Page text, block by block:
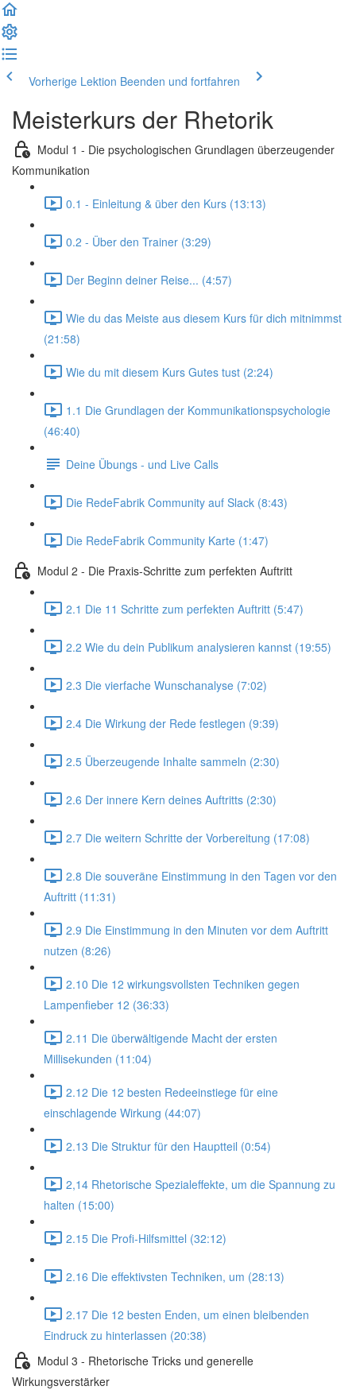
Vorherige Lektion Beenden und fortfahren
Meisterkurs der Rhetorik
Modul 1 - Die psychologischen Grundlagen überzeugender
Kommunikation
0.1 - Einleitung & über den Kurs (13:13)
0.2 - Über den Trainer (3:29)
Der Beginn deiner Reise... (4:57)
Wie du das Meiste aus diesem Kurs für dich mitnimmst
(21:58)
Wie du mit diesem Kurs Gutes tust (2:24)
1.1 Die Grundlagen der Kommunikationspsychologie
(46:40)
Deine Übungs - und Live Calls
Die RedeFabrik Community auf Slack (8:43)
Die RedeFabrik Community Karte (1:47)
Modul 2 - Die Praxis-Schritte zum perfekten Auftritt
2.1 Die 11 Schritte zum perfekten Auftritt (5:47)
2.2 Wie du dein Publikum analysieren kannst (19:55)
2.3 Die vierfache Wunschanalyse (7:02)
2.4 Die Wirkung der Rede festlegen (9:39)
2.5 Überzeugende Inhalte sammeln (2:30)
2.6 Der innere Kern deines Auftritts (2:30)
2.7 Die weitern Schritte der Vorbereitung (17:08)
2.8 Die souveräne Einstimmung in den Tagen vor den
Auftritt (11:31)
2.9 Die Einstimmung in den Minuten vor dem Auftritt
nutzen (8:26)
2.10 Die 12 wirkungsvollsten Techniken gegen
Lampenfieber 12 (36:33)
2.11 Die überwältigende Macht der ersten
Millisekunden (11:04)
2.12 Die 12 besten Redeeinstiege für eine
einschlagende Wirkung (44:07)
2.13 Die Struktur für den Hauptteil (0:54)
2,14 Rhetorische Spezialeffekte, um die Spannung zu
halten (15:00)
2.15 Die Profi-Hilfsmittel (32:12)
2.16 Die effektivsten Techniken, um (28:13)
2.17 Die 12 besten Enden, um einen bleibenden
Eindruck zu hinterlassen (20:38)
Modul 3 - Rhetorische Tricks und generelle
Wirkungsverstärker